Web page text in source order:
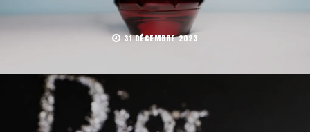
31 DÉCEMBRE 2023